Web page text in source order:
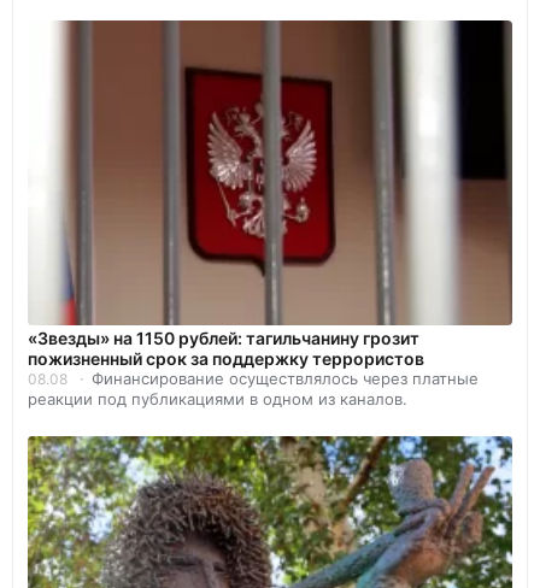
«Звезды» на 1150 рублей: тагильчанину грозит
пожизненный срок за поддержку террористов
08.08
Финансирование осуществлялось через платные
реакции под публикациями в одном из каналов.